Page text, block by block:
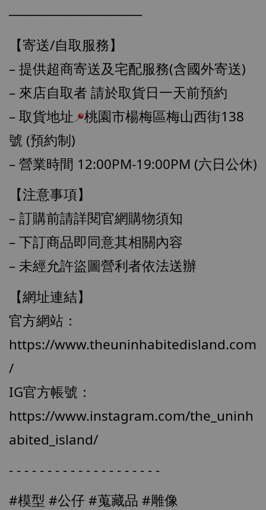
加購優惠【讓子彈飛 鵝城縣長 張麻子 [BK01]】
NT$ 4,980
NT$ 5,300
──────────────
【寄送/自取服務】
– 提供超商寄送及宅配服務(含國外寄送)
– 來店自取者 請於取貨日一天前預約
– 取貨地址
桃園市楊梅區梅山西街138
號 (預約制)
– 營業時間 12:00PM-19:00PM (六日公休)
【注意事項】
– 訂購前請詳閱官網購物須知
– 下訂商品即同意其相關內容
– 未經允許盜圖營利者依法送辦
【網址連結】
官方網站：
https://www.theuninhabitedisland.com
/
IG官方帳號：
https://www.instagram.com/the_uninh
abited_island/
- - - - - - - - - - - - - - - - - - - -
#模型 #公仔 #蒐藏品 #雕像